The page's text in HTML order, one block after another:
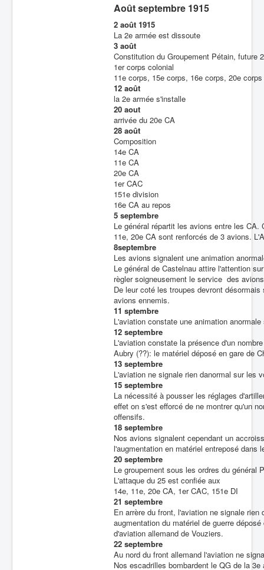
Août septembre 1915
2 août 1915
La 2e armée est dissoute
3 août
Constitution du Groupement Pétain, future
1er corps colonial
11e corps, 15e corps, 16e corps, 20e corps
12 août
la 2e armée s'installe
20 aout
arrivée du 20e CA
28 août
Composition
14e CA
11e CA
20e CA
1er CAC
151e division
16e CA au repos
5 septembre
Le général répartit les avions entre les
11e, 20e CA sont renforcés de 3 avions.
8septembre
Les avions signalent une animation
Le général de Castelnau attire l'attention
règler soigneusement le service des
De leur coté les troupes devront
avions ennemis.
11 sptembre
L'aviation constate une animation
12 septembre
L'aviation constate la présence d'un
Aubry (??): le matériel déposé en gare de
13 septembre
L'aviation ne signale rien danormal sur les
15 septembre
La nécessité à pousser les réglages
effet on s'est efforcé de ne montrer qu'un
offensifs.
18 septembre
Nos avions signalent cependant un
l'augmentation en matériel entreposé dans
20 septembre
Le groupement sous les ordres du général
L'attaque du 25 est confiée aux
14e, 11e, 20e CA, 1er CAC, 151e DI
21 septembre
En arrère du front, l'aviation ne signale
augmentation du matériel de guerre
d'aviation allemand de Vouziers.
22 septembre
Au nord du front allemand l'aviation ne
Nos escadrilles bombardent le QG de la